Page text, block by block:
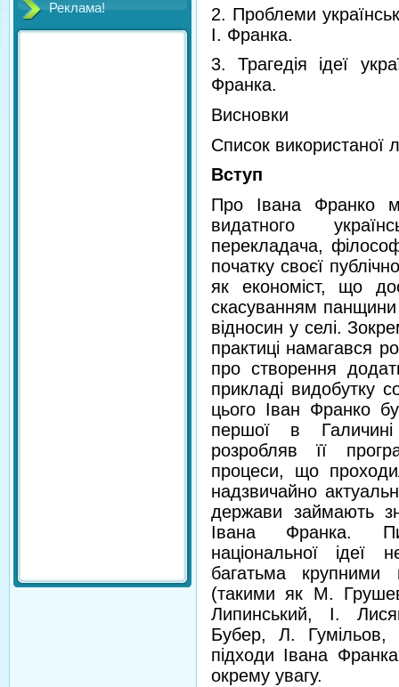
Реклама!
2. Проблеми
І. Франка.
3. Трагедія ідеї
Франка.
Висновки
Список використаної
Вступ
Про Івана Франко
видатного
перекладача,
початку своєї
як економіст, що
скасуванням панщини
відносин у селі.
практиці намагався
про створення
прикладі видобутку
цього Іван Франко
першої в Галичині
розробляв її
процеси, що
надзвичайно
держави займають
Івана Франка.
національної
багатьма крупними
(такими як М.
Липинський, І.
Бубер, Л.
підходи Івана
окрему увагу.